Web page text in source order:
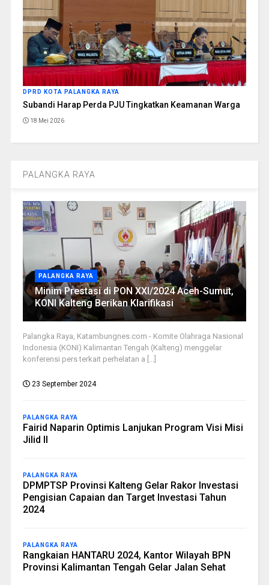
DPRD KOTA PALANGKA RAYA
Subandi Harap Perda PJU Tingkatkan Keamanan Warga
18 Mei 2026
PALANGKA RAYA
PALANGKA RAYA
Minim Prestasi di PON XXI/2024 Aceh-Sumut,
KONI Kalteng Berikan Klarifikasi
Palangka Raya, Katambungnes.com - Komite Olahraga Nasional
Indonesia (KONI) Kalimantan Tengah (Kalteng) menggelar
konferensi pers terkait perhelatan a [...]
23 September 2024
PALANGKA RAYA
Fairid Naparin Optimis Lanjukan Program Visi Misi
Jilid II
PALANGKA RAYA
DPMPTSP Provinsi Kalteng Gelar Rakor Investasi
Pengisian Capaian dan Target Investasi Tahun
2024
PALANGKA RAYA
Rangkaian HANTARU 2024, Kantor Wilayah BPN
Provinsi Kalimantan Tengah Gelar Jalan Sehat